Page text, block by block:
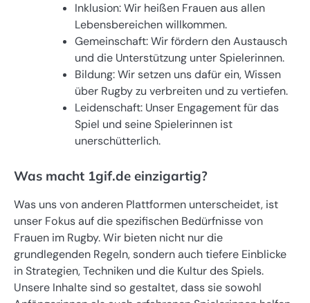
Inklusion: Wir heißen Frauen aus allen
Lebensbereichen willkommen.
Gemeinschaft: Wir fördern den Austausch
und die Unterstützung unter Spielerinnen.
Bildung: Wir setzen uns dafür ein, Wissen
über Rugby zu verbreiten und zu vertiefen.
Leidenschaft: Unser Engagement für das
Spiel und seine Spielerinnen ist
unerschütterlich.
Was macht 1gif.de einzigartig?
Was uns von anderen Plattformen unterscheidet, ist
unser Fokus auf die spezifischen Bedürfnisse von
Frauen im Rugby. Wir bieten nicht nur die
grundlegenden Regeln, sondern auch tiefere Einblicke
in Strategien, Techniken und die Kultur des Spiels.
Unsere Inhalte sind so gestaltet, dass sie sowohl